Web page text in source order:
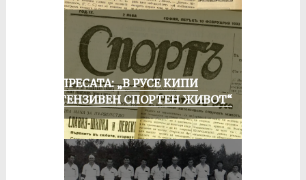
ОТ ПРЕСАТА: „В РУСЕ КИПИ
ИНТЕНЗИВЕН СПОРТЕН ЖИВОТ“